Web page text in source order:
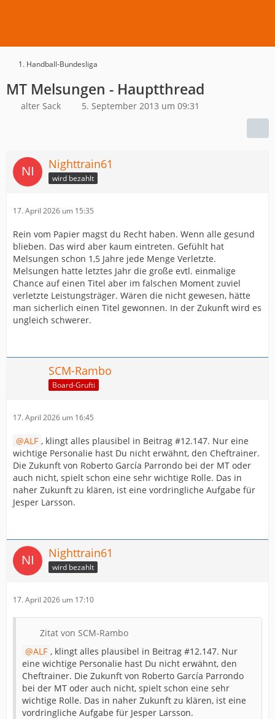
1. Handball-Bundesliga
MT Melsungen - Hauptthread
alter Sack 5. September 2013 um 09:31
Nighttrain61
wird bezahlt
17. April 2026 um 15:35
Rein vom Papier magst du Recht haben. Wenn alle gesund
blieben. Das wird aber kaum eintreten. Gefühlt hat
Melsungen schon 1,5 Jahre jede Menge Verletzte.
Melsungen hatte letztes Jahr die große evtl. einmalige
Chance auf einen Titel aber im falschen Moment zuviel
verletzte Leistungsträger. Wären die nicht gewesen, hätte
man sicherlich einen Titel gewonnen. In der Zukunft wird es
ungleich schwerer.
SCM-Rambo
Board-Grufti
17. April 2026 um 16:45
ALF , klingt alles plausibel in Beitrag #12.147. Nur eine
wichtige Personalie hast Du nicht erwähnt, den Cheftrainer.
Die Zukunft von Roberto García Parrondo bei der MT oder
auch nicht, spielt schon eine sehr wichtige Rolle. Das in
naher Zukunft zu klären, ist eine vordringliche Aufgabe für
Jesper Larsson.
Nighttrain61
wird bezahlt
17. April 2026 um 17:10
Zitat von SCM-Rambo
ALF , klingt alles plausibel in Beitrag #12.147. Nur
eine wichtige Personalie hast Du nicht erwähnt, den
Cheftrainer. Die Zukunft von Roberto García Parrondo
bei der MT oder auch nicht, spielt schon eine sehr
wichtige Rolle. Das in naher Zukunft zu klären, ist eine
vordringliche Aufgabe für Jesper Larsson.